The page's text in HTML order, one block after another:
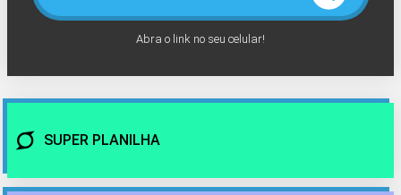
Abra o link no seu celular!
SUPER PLANILHA